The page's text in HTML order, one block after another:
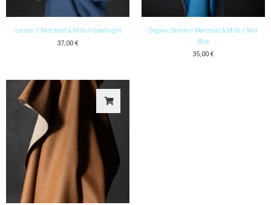
Leinen // Merchant & Mills // Goodnight
37,00 €
Organic Denim // Merchant & Mills // Mid
Blue
35,00 €